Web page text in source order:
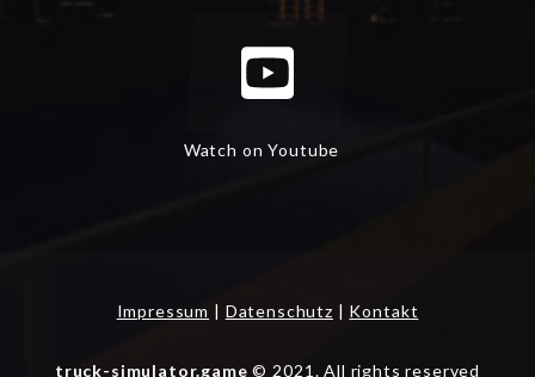
Watch on Youtube
Impressum Datenschutz Kontakt
truck-simulator.game © 2021. All rights reserved